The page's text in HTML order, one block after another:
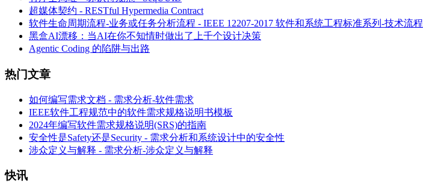
超媒体契约 - RESTful Hypermedia Contract
软件生命周期流程-业务或任务分析流程 - IEEE 12207-2017 软件和系统工程标准系列-技术流程
黑盒AI漂移：当AI在你不知情时做出了上千个设计决策
Agentic Coding 的陷阱与出路
热门文章
如何编写需求文档 - 需求分析-软件需求
IEEE软件工程规范中的软件需求规格说明书模板
2024年编写软件需求规格说明(SRS)的指南
安全性是Safety还是Security - 需求分析和系统设计中的安全性
涉众定义与解释 - 需求分析-涉众定义与解释
快讯